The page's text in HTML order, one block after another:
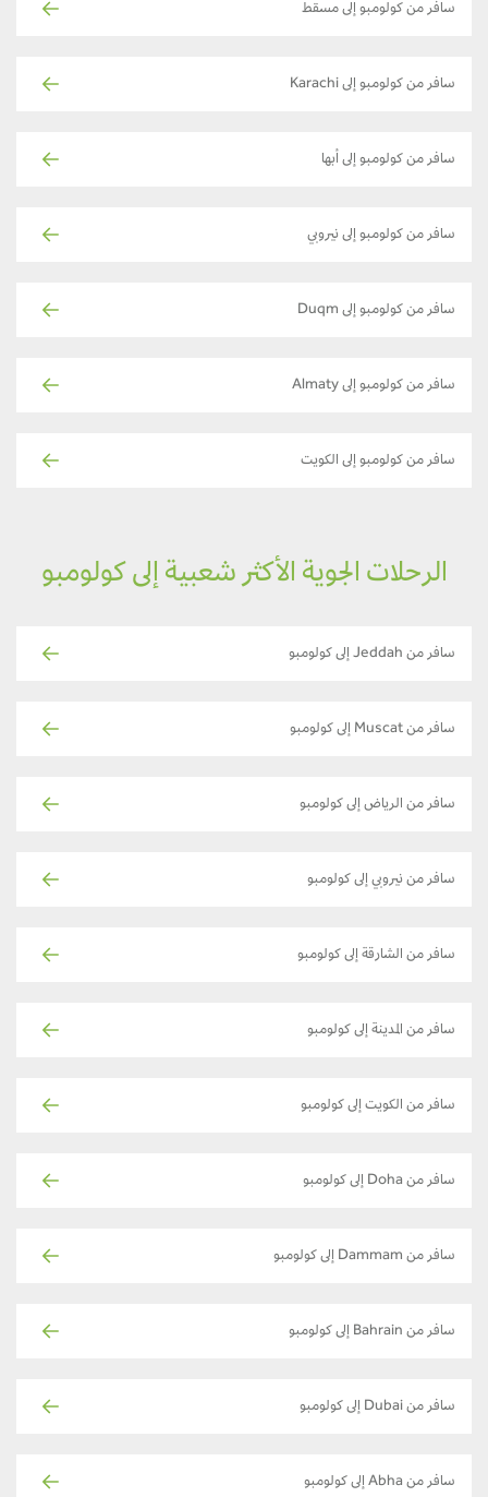
سافر من كولومبو إلى مسقط
سافر من كولومبو إلى Karachi
سافر من كولومبو إلى أبها
سافر من كولومبو إلى نيروبي
سافر من كولومبو إلى Duqm
سافر من كولومبو إلى Almaty
سافر من كولومبو إلى الكويت
الرحلات الجوية الأكثر شعبية إلى كولومبو
سافر من Jeddah إلى كولومبو
سافر من Muscat إلى كولومبو
سافر من الرياض إلى كولومبو
سافر من نيروبي إلى كولومبو
سافر من الشارقة إلى كولومبو
سافر من المدينة إلى كولومبو
سافر من الكويت إلى كولومبو
سافر من Doha إلى كولومبو
سافر من Dammam إلى كولومبو
سافر من Bahrain إلى كولومبو
سافر من Dubai إلى كولومبو
سافر من Abha إلى كولومبو